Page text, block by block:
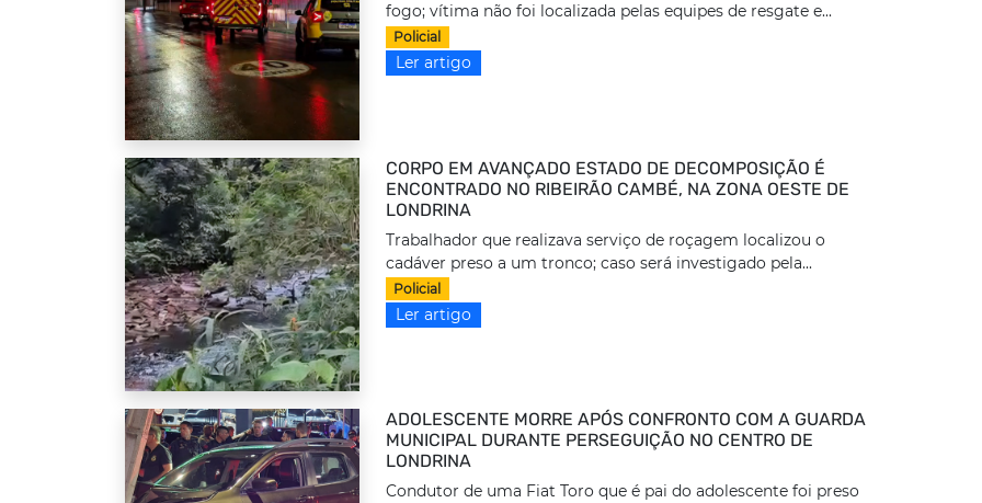
fogo; vítima não foi localizada pelas equipes de resgate e...
Policial
Ler artigo
CORPO EM AVANÇADO ESTADO DE DECOMPOSIÇÃO É
ENCONTRADO NO RIBEIRÃO CAMBÉ, NA ZONA OESTE DE
LONDRINA
Trabalhador que realizava serviço de roçagem localizou o
cadáver preso a um tronco; caso será investigado pela...
Policial
Ler artigo
ADOLESCENTE MORRE APÓS CONFRONTO COM A GUARDA
MUNICIPAL DURANTE PERSEGUIÇÃO NO CENTRO DE
LONDRINA
Condutor de uma Fiat Toro que é pai do adolescente foi preso